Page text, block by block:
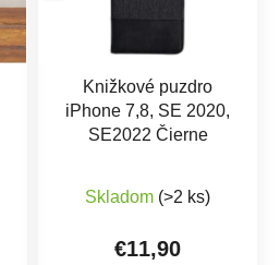
Knižkové puzdro
iPhone 7,8, SE 2020,
SE2022 Čierne
Skladom (>2 ks)
€11,90